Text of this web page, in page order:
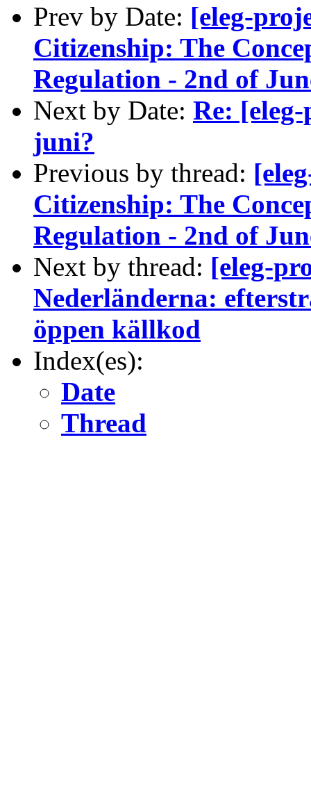
Prev by Date: [eleg-
Citizenship: The
Regulation - 2nd of
Next by Date: Re:
juni?
Previous by thread:
Citizenship: The
Regulation - 2nd of
Next by thread: [eleg-
Nederländerna:
öppen källkod
Index(es):
Date
Thread